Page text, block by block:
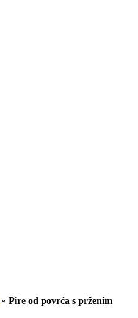
» Pire od povrća s prženim